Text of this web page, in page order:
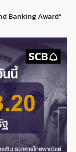
Banking Award”